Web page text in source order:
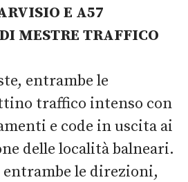
E A57
MESTRE TRAFFICO
entrambe le
traffico intenso con
e code in uscita ai
delle località balneari.
le direzioni,